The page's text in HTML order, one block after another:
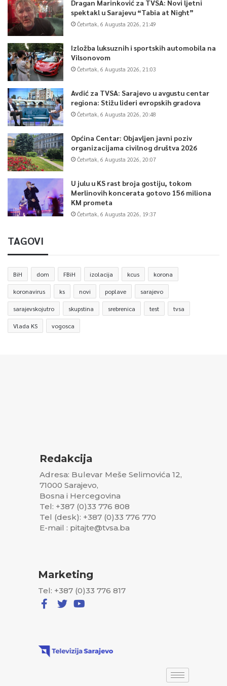
Dragan Marinković za TVSA: Novi ljetni
spektakl u Sarajevu “Tabia at Night”
Četvrtak, 6 Augusta 2026, 21:49
Izložba luksuznih i sportskih automobila na
Vilsonovom
Četvrtak, 6 Augusta 2026, 21:03
Avdić za TVSA: Sarajevo u avgustu centar
regiona: Stižu lideri evropskih gradova
Četvrtak, 6 Augusta 2026, 20:48
Općina Centar: Objavljen javni poziv
organizacijama civilnog društva 2026
Četvrtak, 6 Augusta 2026, 20:07
U julu u KS rast broja gostiju, tokom
Merlinovih koncerata gotovo 156 miliona
KM prometa
Četvrtak, 6 Augusta 2026, 19:37
TAGOVI
BiH dom FBiH izolacija kcus korona
koronavirus ks novi poplave sarajevo
sarajevskojutro skupstina srebrenica test tvsa
Vlada KS vogosca
Redakcija
Adresa: Bulevar Meše Selimovića 12,
71000 Sarajevo,
Bosna i Hercegovina
Tel: +387 (0)33 776 808
Tel (desk): +387 (0)33 776 770
E-mail : pitajte@tvsa.ba
Marketing
Tel: +387 (0)33 776 817